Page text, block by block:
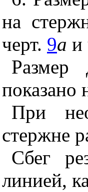
на
черт. 9а и
Размер
показано
При
стержне
Сбег
линией,